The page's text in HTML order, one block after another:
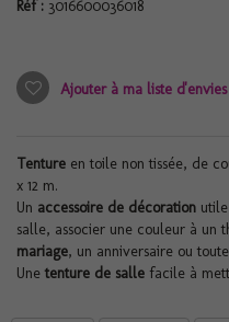
Réf : 3016600036018
Ajouter à ma liste d'envies
Tenture en toile non tissée, de
x 12 m.
Un accessoire de décoration
salle, associer une couleur à un
mariage, un anniversaire ou
Une tenture de salle facile à